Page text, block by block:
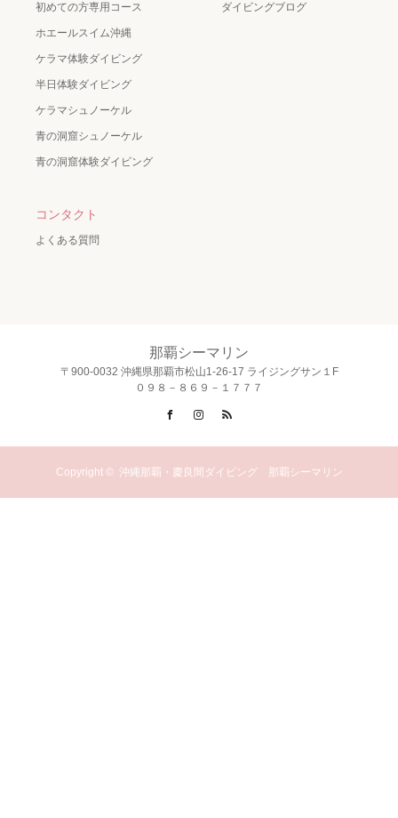
初めての方専用コース
ホエールスイム沖縄
ケラマ体験ダイビング
半日体験ダイビング
ケラマシュノーケル
青の洞窟シュノーケル
青の洞窟体験ダイビング
ダイビングブログ
コンタクト
よくある質問
那覇シーマリン
〒900-0032 沖縄県那覇市松山1-26-17 ライジングサン１F
０９８－８６９－１７７７
FacebookInstagram
Copyright © 沖縄那覇・慶良間ダイビング 那覇シーマリン